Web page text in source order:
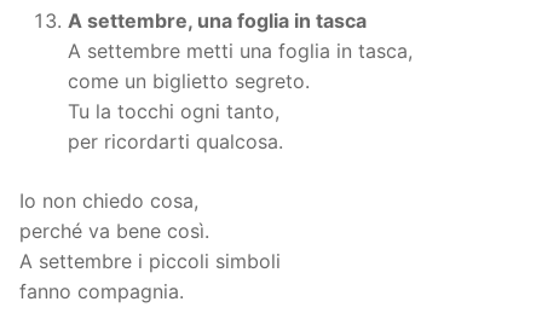
A settembre, una foglia in tasca
A settembre metti una foglia in tasca,
come un biglietto segreto.
Tu la tocchi ogni tanto,
per ricordarti qualcosa.
Io non chiedo cosa,
perché va bene così.
A settembre i piccoli simboli
fanno compagnia.